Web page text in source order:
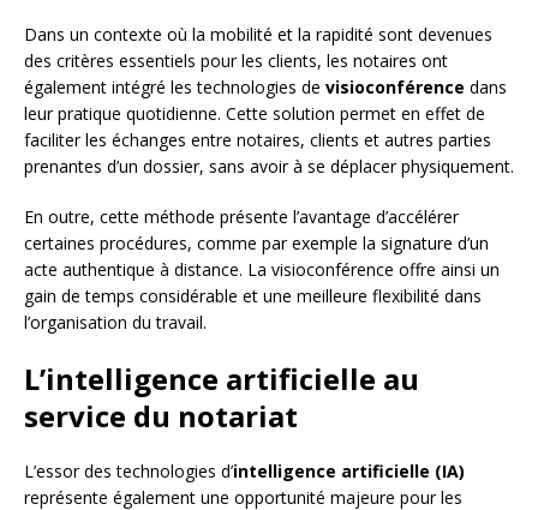
Dans un contexte où la mobilité et la rapidité sont devenues
des critères essentiels pour les clients, les notaires ont
également intégré les technologies de visioconférence dans
leur pratique quotidienne. Cette solution permet en effet de
faciliter les échanges entre notaires, clients et autres parties
prenantes d’un dossier, sans avoir à se déplacer physiquement.
En outre, cette méthode présente l’avantage d’accélérer
certaines procédures, comme par exemple la signature d’un
acte authentique à distance. La visioconférence offre ainsi un
gain de temps considérable et une meilleure flexibilité dans
l’organisation du travail.
L’intelligence artificielle au
service du notariat
L’essor des technologies d’intelligence artificielle (IA)
représente également une opportunité majeure pour les